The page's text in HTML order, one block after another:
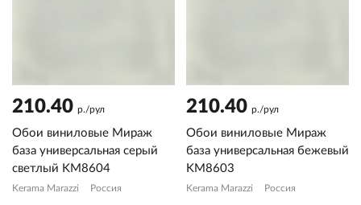
210.40 р./рул
Обои виниловые Мираж
база универсальная серый
светлый KM8604
Kerama Marazzi Россия
210.40 р./рул
Обои виниловые Мираж
база универсальная бежевый
KM8603
Kerama Marazzi Россия